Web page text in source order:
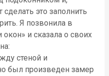
это заполнить
Я позвонила в
и сказала о своих
стеной и
был произведен замер